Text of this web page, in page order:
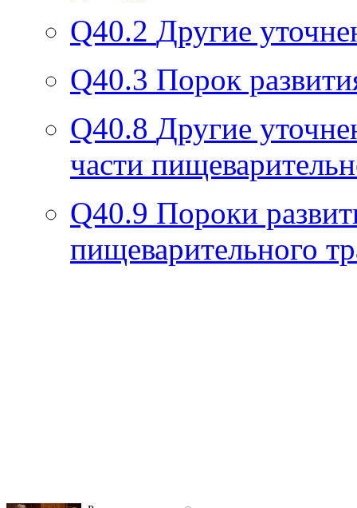
Q40.2 Другие
Q40.3 Порок
Q40.8 Другие
части
Q40.9 Пороки
пищеварительного